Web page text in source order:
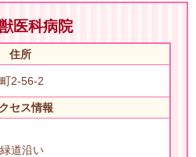
医科病院
住所
2-56-2
セス情報
道沿い